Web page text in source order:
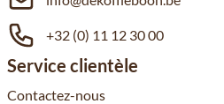
+32 (0) 11 12 30 00
Service clientèle
Contactez-nous